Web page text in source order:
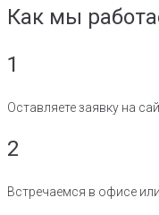
Как мы
1
Оставляете заявку на
2
Встречаемся в офисе